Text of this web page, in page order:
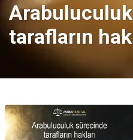
tarafların